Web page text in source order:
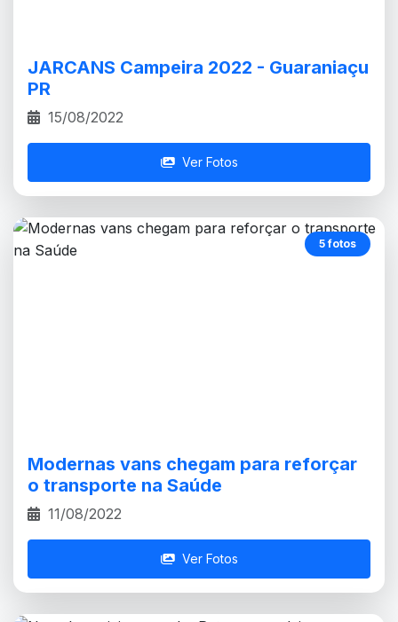
JARCANS Campeira 2022 - Guaraniaçu
PR
15/08/2022
Ver Fotos
5 fotos
Modernas vans chegam para reforçar
o transporte na Saúde
11/08/2022
Ver Fotos